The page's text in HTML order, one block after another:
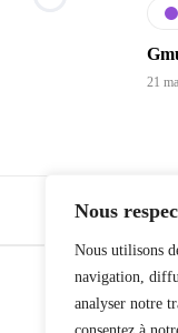
Nous
Nous utilisons
navigation,
analyser notre
21